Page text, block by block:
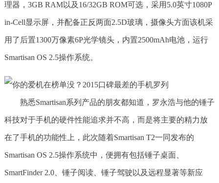
理器，3GB RAM以及16/32GB ROM可选，采用5.0英寸1080P
in-Cell显示屏，并配备正反两面2.5D玻璃，摄像头方面该机采
用了后置1300万像素6P光学镜头，内置2500mAh电池，运行
Smartisan OS 2.5操作系统。
熟悉Smartisan系列产品的朋友都知道，罗永浩与他的锤子
科技对于手机的硬件性能追求并不高，而是将主要的精力放
在了手机的功能性上，此次随着Smartisan T2一同发布的
Smartisan OS 2.5操作系统中，便拥有包括锤子桌面、
SmartFinder 2.0、锤子阅读、锤子驾驶以及远程显著等新应